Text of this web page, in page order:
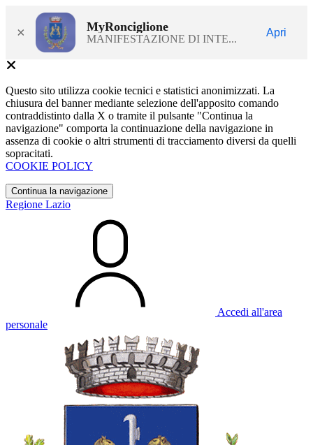
× MyRonciglione
MANIFESTAZIONE DI INTE...
Apri
Questo sito utilizza cookie tecnici e statistici anonimizzati. La
chiusura del banner mediante selezione dell'apposito comando
contraddistinto dalla X o tramite il pulsante "Continua la
navigazione" comporta la continuazione della navigazione in
assenza di cookie o altri strumenti di tracciamento diversi da quelli
sopracitati.
COOKIE POLICY
Continua la navigazione
Regione Lazio
Accedi all'area
personale